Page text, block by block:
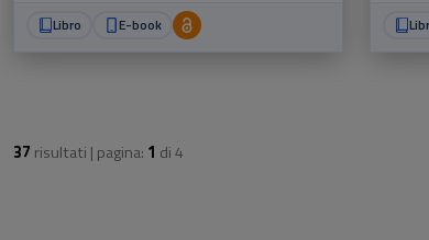
Libro E-book
37 risultati | pagina: 1 di4